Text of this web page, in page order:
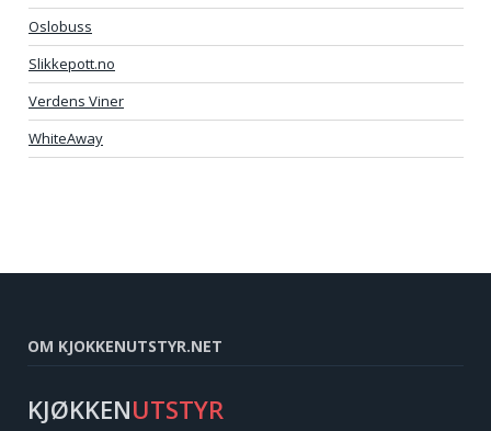
Oslobuss
Slikkepott.no
Verdens Viner
WhiteAway
OM KJOKKENUTSTYR.NET
KJØKKENUTSTYR